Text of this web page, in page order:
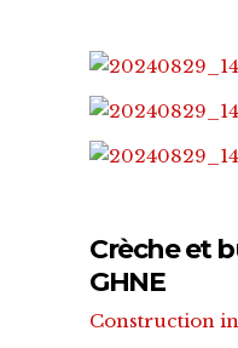
Crèche et
GHNE
Construction